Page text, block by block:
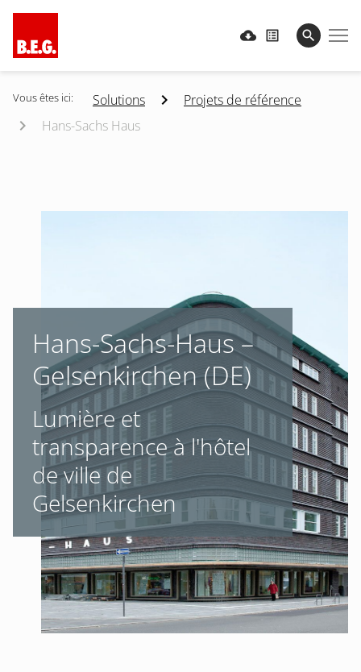
Vous êtes ici: Solutions
Projets de référence
Hans-Sachs Haus
Hans-Sachs-Haus –
Gelsenkirchen (DE)
Lumière et
transparence à l'hôtel
de ville de
Gelsenkirchen